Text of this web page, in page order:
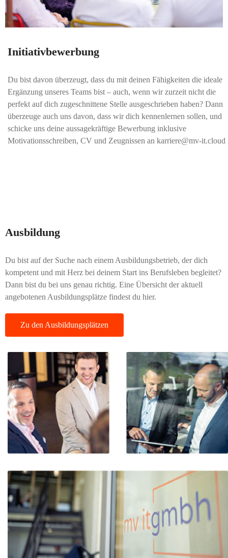
Initiativbewerbung
Du bist davon überzeugt, dass du mit deinen Fähigkeiten die ideale
Ergänzung unseres Teams bist – auch, wenn wir zurzeit nicht die
perfekt auf dich zugeschnittene Stelle ausgeschrieben haben? Dann
überzeuge auch uns davon, dass wir dich kennenlernen sollen, und
schicke uns deine aussagekräftige Bewerbung inklusive
Motivationsschreiben, CV und Zeugnissen an karriere@mv-it.cloud
Ausbildung
Du bist auf der Suche nach einem Ausbildungsbetrieb, der dich
kompetent und mit Herz bei deinem Start ins Berufsleben begleitet?
Dann bist du bei uns genau richtig. Eine Übersicht der aktuell
angebotenen Ausbildungsplätze findest du hier.
Zu den Ausbildungsplätzen